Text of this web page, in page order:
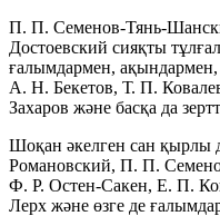
П. П. Семенов-Тянь-
Достоевский сияқты
ғалымдармен,
А. Н. Бекетов, Т. П.
Захаров және басқа да
Шоқан әкелген сан қырлы
Романовский, П. П.
Ф. Р. Остен-Сакен, Е. П.
Лерх және өзге де